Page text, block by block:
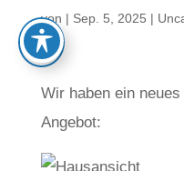
von | Sep. 5, 2025 |
Wir haben ein
Angebot: